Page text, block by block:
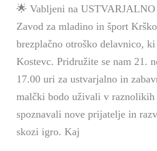
🌟 Vabljeni na
Zavod za mladino in šport
brezplačno otroško delavnico,
Kostevc. Pridružite se nam 21.
17.00 uri za ustvarjalno in
malčki bodo uživali v raznolikih
spoznavali nove prijatelje in
skozi igro. Kaj
ustvarjalna
delavnica